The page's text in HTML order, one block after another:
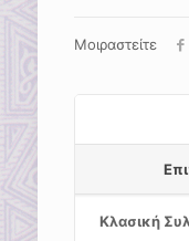
Μοιραστείτε
Κλασική